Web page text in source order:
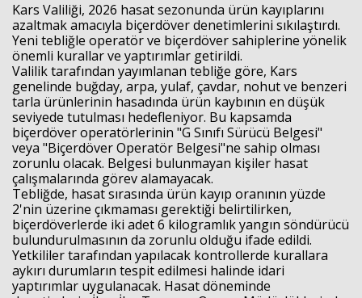
Kars Valiliği, 2026 hasat sezonunda ürün kayıplarını
azaltmak amacıyla biçerdöver denetimlerini sıkılaştırdı.
Yeni tebliğle operatör ve biçerdöver sahiplerine yönelik
önemli kurallar ve yaptırımlar getirildi.
Valilik tarafından yayımlanan tebliğe göre, Kars
genelinde buğday, arpa, yulaf, çavdar, nohut ve benzeri
tarla ürünlerinin hasadında ürün kaybının en düşük
seviyede tutulması hedefleniyor. Bu kapsamda
biçerdöver operatörlerinin "G Sınıfı Sürücü Belgesi"
veya "Biçerdöver Operatör Belgesi"ne sahip olması
zorunlu olacak. Belgesi bulunmayan kişiler hasat
çalışmalarında görev alamayacak.
Tebliğde, hasat sırasında ürün kayıp oranının yüzde
2'nin üzerine çıkmaması gerektiği belirtilirken,
biçerdöverlerde iki adet 6 kilogramlık yangın söndürücü
bulundurulmasının da zorunlu olduğu ifade edildi.
Yetkililer tarafından yapılacak kontrollerde kurallara
aykırı durumların tespit edilmesi halinde idari
yaptırımlar uygulanacak. Hasat döneminde
Haberin Doğru Adresi.